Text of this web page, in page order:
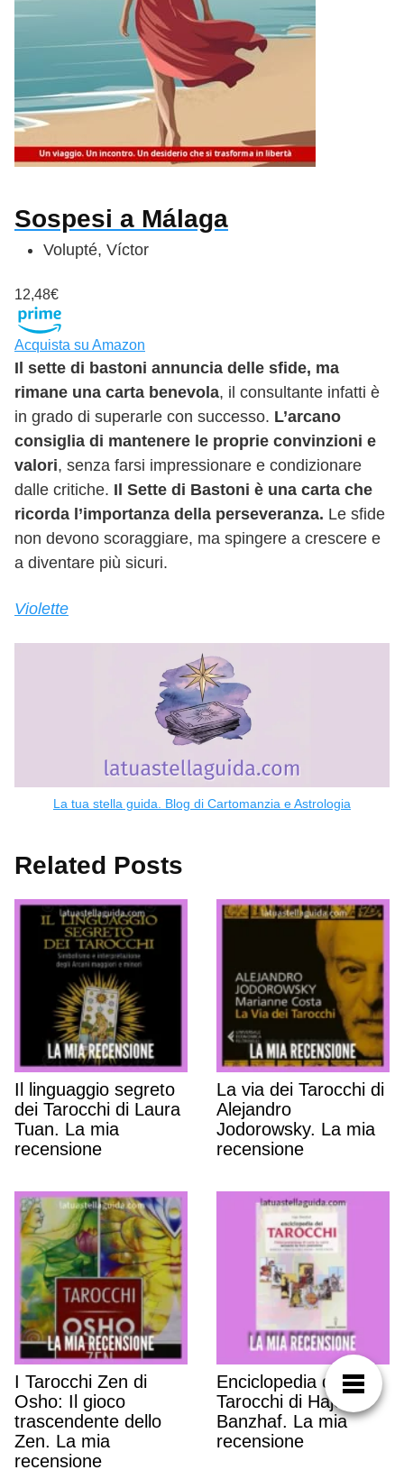
Sospesi a Málaga
Volupté, Víctor
12,48€
Acquista su Amazon
Il sette di bastoni annuncia delle sfide, ma
rimane una carta benevola, il consultante infatti è
in grado di superarle con successo. L’arcano
consiglia di mantenere le proprie convinzioni e
valori, senza farsi impressionare e condizionare
dalle critiche. Il Sette di Bastoni è una carta che
ricorda l’importanza della perseveranza. Le sfide
non devono scoraggiare, ma spingere a crescere e
a diventare più sicuri.
Violette
La tua stella guida. Blog di Cartomanzia e Astrologia
Related Posts
Il linguaggio segreto
dei Tarocchi di Laura
Tuan. La mia
recensione
La via dei Tarocchi di
Alejandro
Jodorowsky. La mia
recensione
I Tarocchi Zen di
Osho: Il gioco
trascendente dello
Zen. La mia
recensione
Enciclopedia dei
Tarocchi di Hajo
Banzhaf. La mia
recensione